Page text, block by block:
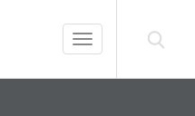
Toggle
navigation